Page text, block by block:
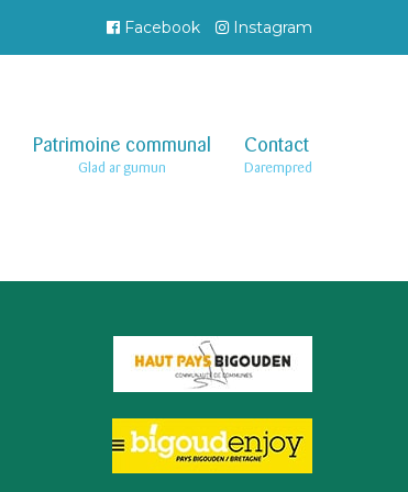
Facebook Instagram
Patrimoine communal
Glad ar gumun
Contact
Darempred